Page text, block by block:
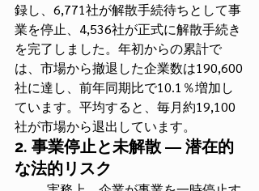
録し、6,771社が解散手続待ちとして事
業を停止、4,536社が正式に解散手続き
を完了しました。年初からの累計で
は、市場から撤退した企業数は190,600
社に達し、前年同期比で10.1％増加し
ています。平均すると、毎月約19,100
社が市場から退出しています。
2. 事業停止と未解散 ― 潜在的
な法的リスク